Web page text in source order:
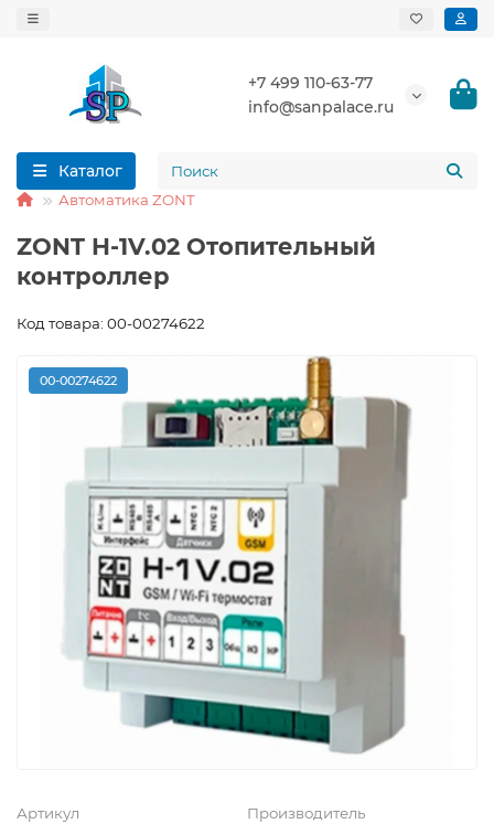
+7 499 110-63-77
info@sanpalace.ru
Каталог
Автоматика ZONT
ZONT H-1V.02 Отопительный
контроллер
Код товара: 00-00274622
00-00274622
Артикул Производитель